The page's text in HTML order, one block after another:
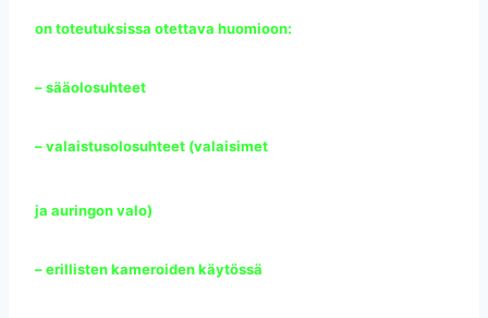
on toteutuksissa otettava huomioon:
– sääolosuhteet
– valaistusolosuhteet (valaisimet
ja auringon valo)
– erillisten kameroiden käytössä